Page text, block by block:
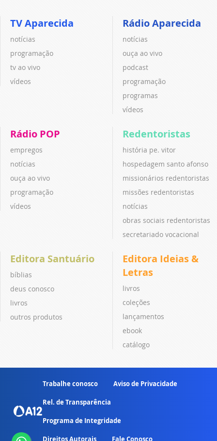
TV Aparecida
notícias
programação
tv ao vivo
vídeos
Rádio Aparecida
notícias
ouça ao vivo
podcast
programação
programas
vídeos
Rádio POP
empregos
notícias
ouça ao vivo
programação
vídeos
Redentoristas
história pe. vitor
hospedagem santo afonso
missionários redentoristas
missões redentoristas
notícias
obras sociais redentoristas
secretariado vocacional
Editora Santuário
bíblias
deus conosco
livros
outros produtos
Editora Ideias &
Letras
livros
coleções
lançamentos
ebook
catálogo
Trabalhe conosco Aviso de Privacidade
Rel. de Transparência
Programa de Integridade
Direitos Autorais Fale Conosco